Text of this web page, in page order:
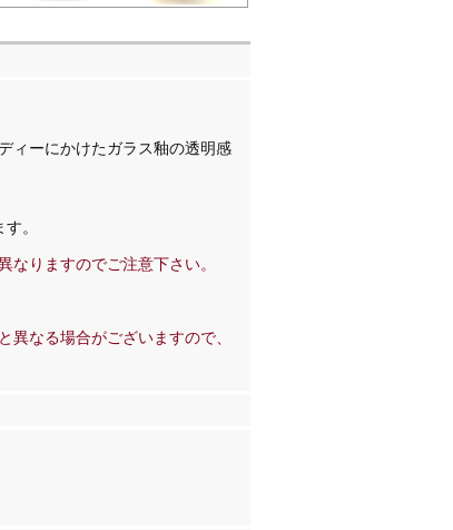
ィーにかけたガラス釉の透明感
。
りますのでご注意下さい。
なる場合がございますので、